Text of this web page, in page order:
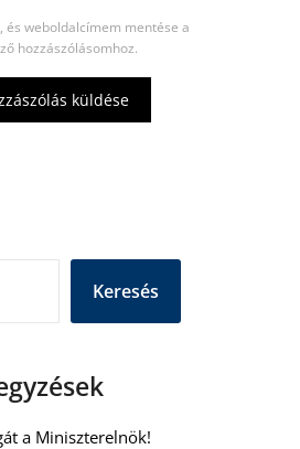
és weboldalcímem mentése a
hozzászólásomhoz.
Keresés
a Miniszterelnök!